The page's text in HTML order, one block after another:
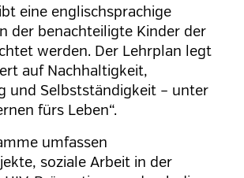
eine englischsprachige
der benachteiligte Kinder der
werden. Der Lehrplan legt
auf Nachhaltigkeit,
und Selbstständigkeit – unter
fürs Leben“.
umfassen
soziale Arbeit in der